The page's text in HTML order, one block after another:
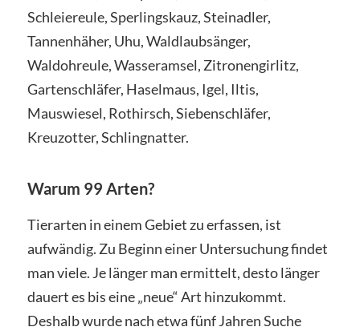
Schleiereule, Sperlingskauz, Steinadler,
Tannenhäher, Uhu, Waldlaubsänger,
Waldohreule, Wasseramsel, Zitronengirlitz,
Gartenschläfer, Haselmaus, Igel, Iltis,
Mauswiesel, Rothirsch, Siebenschläfer,
Kreuzotter, Schlingnatter.
Warum 99 Arten?
Tierarten in einem Gebiet zu erfassen, ist
aufwändig. Zu Beginn einer Untersuchung findet
man viele. Je länger man ermittelt, desto länger
dauert es bis eine „neue“ Art hinzukommt.
Deshalb wurde nach etwa fünf Jahren Suche